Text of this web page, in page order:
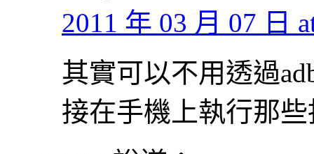
2011 年 03 月 07 日
其實可以不用透過
接在手機上執行那